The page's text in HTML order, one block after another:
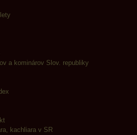
a kominárov Slov. republiky
kachliara v SR